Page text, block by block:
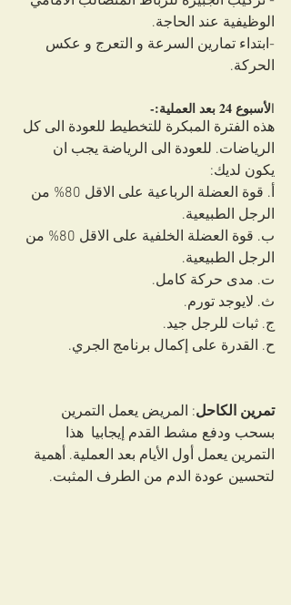
الوظيفية عند الحاجة.
-ابتداء تمارين السرعة و التعرج و عكس
الحركة.
الأسبوع 24 بعد العملية:-
هذه الفترة المبكرة للتخطيط للعودة الى كل
الرياضات. للعودة الى الرياضة يجب ان
يكون لديك:
أ‌. قوة العضلة الرباعية على الاقل 80% من
الرجل الطبيعية.
ب‌. قوة العضلة الخلفية على الاقل 80% من
الرجل الطبيعية.
ت‌. مدى حركة كامل.
ث‌. لايوجد تورم.
ج‌. ثبات للرجل جيد.
ح‌. القدرة على إكمال برنامج الجري.
تمرين الكاحل: المريض يعمل التمرين
بسحب ودفع مشط القدم إيجابيا  هذا
التمرين يعمل أول الأيام بعد العملية. أهمية
لتحسين عودة الدم من الطرف المثبت.